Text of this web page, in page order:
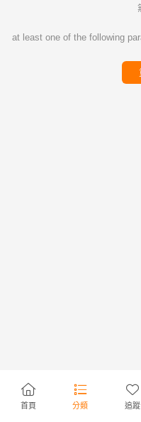
首頁 分類 追蹤
at least one of the following